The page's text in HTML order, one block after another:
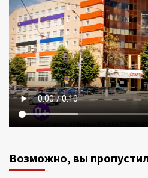
Возможно, вы